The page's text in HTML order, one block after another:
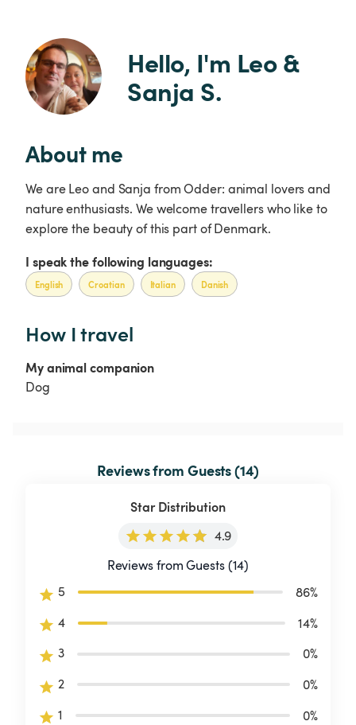
Hello, I'm Leo &
Sanja S.
About me
We are Leo and Sanja from Odder: animal lovers and
nature enthusiasts. We welcome travellers who like to
explore the beauty of this part of Denmark.
I speak the following languages:
English Croatian Italian Danish
How I travel
My animal companion
Dog
Reviews from Guests (14)
Star Distribution
4.9
Reviews from Guests (14)
5
86%
4
14%
3
0%
2
0%
1
0%